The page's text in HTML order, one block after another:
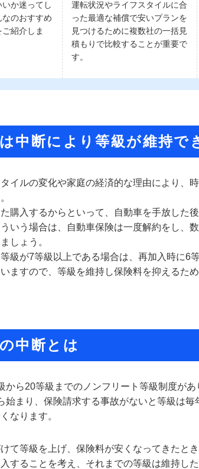
か迷ってし
なのおすすめ
紹介しま
運転状況やライフスタイルに合
った最適な補償で安いプランを
見つけるために複数社の一括見
積もりで比較することが重要で
す。
中断により等級が維持で
イルの変化や家庭の経済的な理由により、
購入するからといって、自動車を手放した
いう場合は、自動車保険は一度解約をし、
しょう。
級が7等級以上である場合は、再加入時に6
ますので、等級を維持し保険料を抑えるた
中断とは
から20等級までのノンフリート等級制度が
始まり、保険請求する事故がないと等級は
なります。
て等級を上げ、保険料が安くなってきたと
することを考え、それまでの等級は維持し